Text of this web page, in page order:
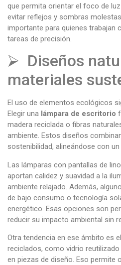
que permita orientar el foco de
evitar reflejos y sombras
importante para quienes trabajan
tareas de precisión.
⮚ Diseños
materiales
El uso de elementos ecológicos
Elegir una lámpara de escritorio
madera reciclada o fibras
ambiente. Estos diseños
sostenibilidad, alineándose con
Las lámparas con pantallas de
aportan calidez y suavidad a la
ambiente relajado. Además,
de bajo consumo o tecnología
energético. Esas opciones son
reducir su impacto ambiental sin
Otra tendencia en ese ámbito es
reciclados, como vidrio
en piezas de diseño. Eso permite